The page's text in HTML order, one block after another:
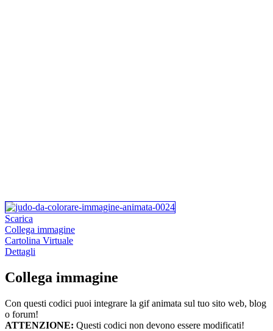
Scarica
Collega immagine
Cartolina Virtuale
Dettagli
Collega immagine
Con questi codici puoi integrare la gif animata sul tuo sito web, blog
o forum!
ATTENZIONE: Questi codici non devono essere modificati!